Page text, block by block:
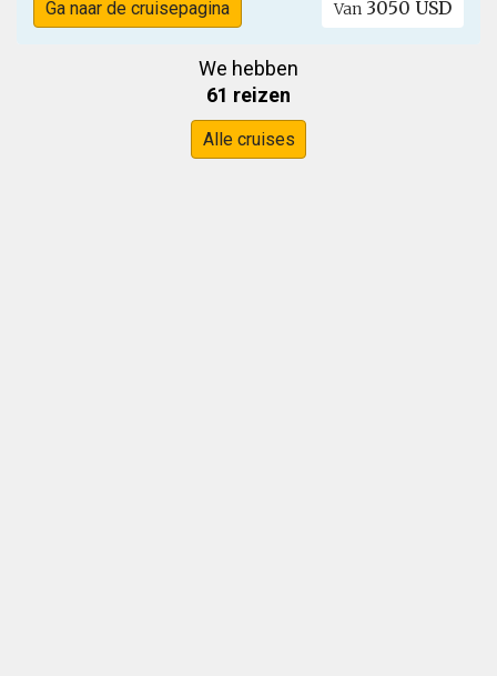
Ga naar de cruisepagina Van 3050 USD
We hebben
61 reizen
Alle cruises